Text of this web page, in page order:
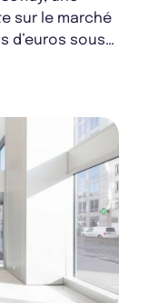
sur le marché
d’euros sous
mét...